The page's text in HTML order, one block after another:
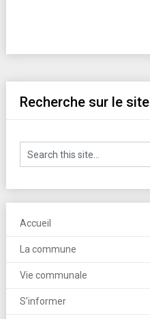
Recherche sur le site
Accueil
La commune
Vie communale
S’informer